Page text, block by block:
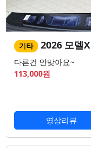
기타 2026 모델
다른건 안맞아요~
113,000원
영상리뷰